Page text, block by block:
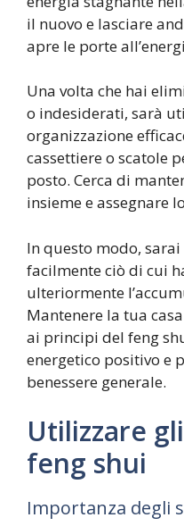
il nuovo e lasciare
apre le porte
Una volta che hai
o indesiderati, sarà
organizzazione
cassettiere o scatole
posto. Cerca di
insieme e assegnare
In questo modo,
facilmente ciò di cui
ulteriormente
Mantenere la tua
ai principi del feng
energetico positivo e
benessere generale.
Utilizzare
feng shui
Importanza degli